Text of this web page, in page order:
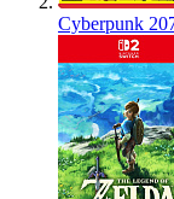
Cyberpunk